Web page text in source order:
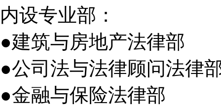
内设专业部：
●建筑与房地产法律部
●公司法与法律顾问法律
●金融与保险法律部